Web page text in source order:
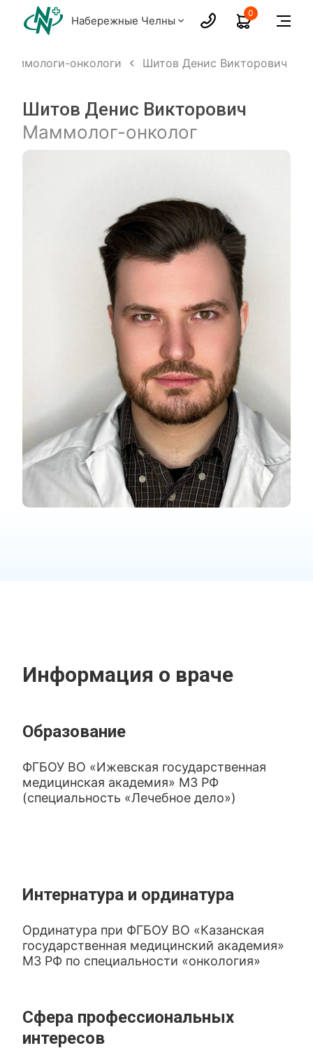
Набережные Челны
0
Маммологи-онкологи Шитов Денис Викторович
Шитов Денис Викторович
Маммолог-онколог
Информация о враче
Образование
ФГБОУ ВО «Ижевская государственная
медицинская академия» МЗ РФ
(специальность «Лечебное дело»)
Интернатура и ординатура
Ординатура при ФГБОУ ВО «Казанская
государственная медицинский академия»
МЗ РФ по специальности «онкология»
Сфера профессиональных
интересов